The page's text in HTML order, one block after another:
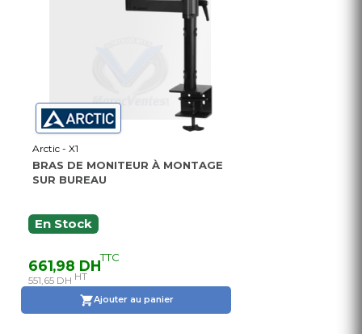
Arctic - X1
BRAS DE MONITEUR À MONTAGE
SUR BUREAU
En Stock
661,98 DHTTC
551,65 DH HT
Ajouter au panier